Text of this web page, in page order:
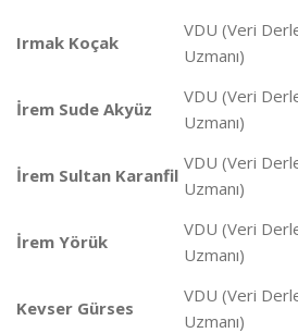
Irmak Koçak
VDU (Veri
Uzmanı)
İrem Sude Akyüz
VDU (Veri
Uzmanı)
İrem Sultan Karanfil
VDU (Veri
Uzmanı)
İrem Yörük
VDU (Veri
Uzmanı)
Kevser Gürses
VDU (Veri
Uzmanı)